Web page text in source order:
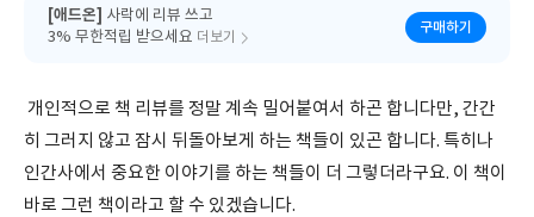
[애드온] 사락에 리뷰 쓰고
3% 무한적립 받으세요 더보기
구매하기
개인적으로 책 리뷰를 정말 계속 밀어붙여서 하곤 합니다만, 간간
히 그러지 않고 잠시 뒤돌아보게 하는 책들이 있곤 합니다. 특히나
인간사에서 중요한 이야기를 하는 책들이 더 그렇더라구요. 이 책이
바로 그런 책이라고 할 수 있겠습니다.